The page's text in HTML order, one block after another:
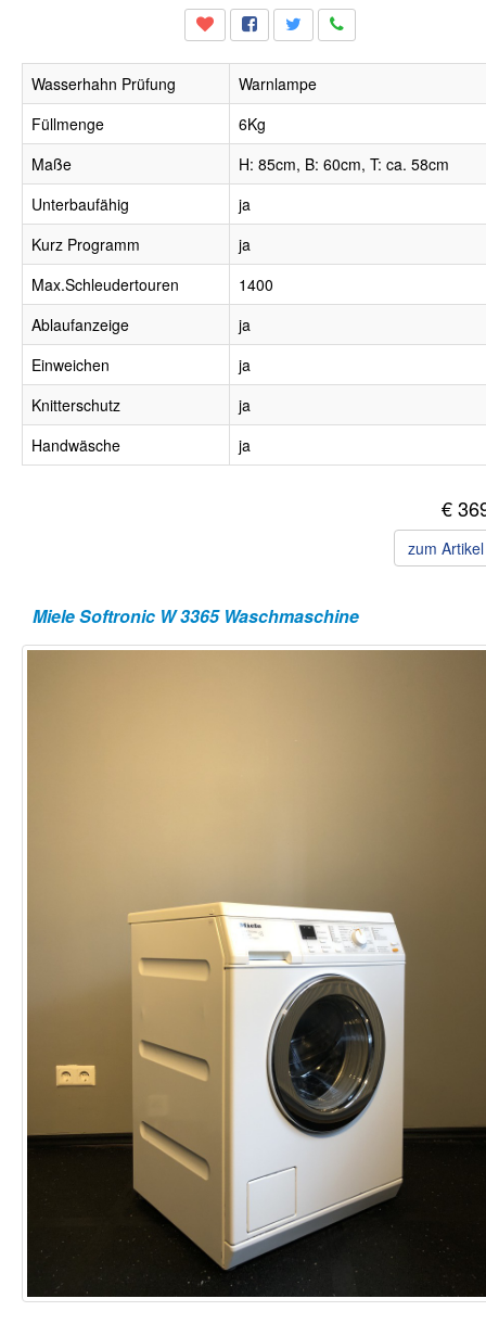
Wasserhahn Prüfung
Warnlampe
Füllmenge
6Kg
Maße
H: 85cm, B: 60cm, T: ca. 58cm
Unterbaufähig
ja
Kurz Programm
ja
Max.Schleudertouren
1400
Ablaufanzeige
ja
Einweichen
ja
Knitterschutz
ja
Handwäsche
ja
€
zum
Miele Softronic W 3365 Waschmaschine